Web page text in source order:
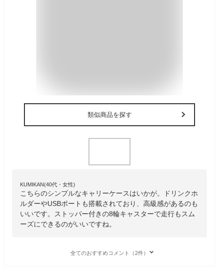
類似商品を探す
KUMIKAN(40代・女性)
こちらのシンプルなキャリーケースはいかが。ドリンクホ
ルダーやUSBポートも搭載されており、高級感があるのも
いいです。ストッパー付きの8輪キャスターで走行もスム
ーズにできるのがいいですね。
全てのおすすめコメント（2件）